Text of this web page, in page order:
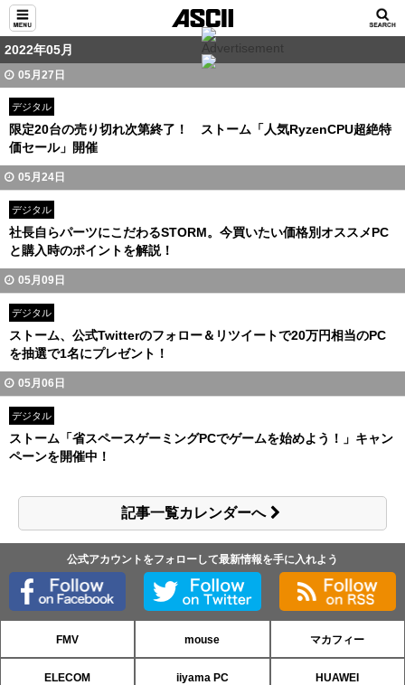
2022年05月
05月27日
デジタル
限定20台の売り切れ次第終了！ ストーム「人気RyzenCPU超絶特
価セール」開催
05月24日
デジタル
社長自らパーツにこだわるSTORM。今買いたい価格別オススメPC
と購入時のポイントを解説！
05月09日
デジタル
ストーム、公式Twitterのフォロー＆リツイートで20万円相当のPC
を抽選で1名にプレゼント！
05月06日
デジタル
ストーム「省スペースゲーミングPCでゲームを始めよう！」キャン
ペーンを開催中！
記事一覧カレンダーへ
公式アカウントをフォローして最新情報を手に入れよう
FMV mouse マカフィー
ELECOM iiyama PC HUAWEI